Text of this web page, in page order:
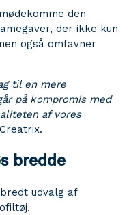
den
der ikke kun
også omfavner
til en mere
på kompromis med
af vores
bredde
udvalg af